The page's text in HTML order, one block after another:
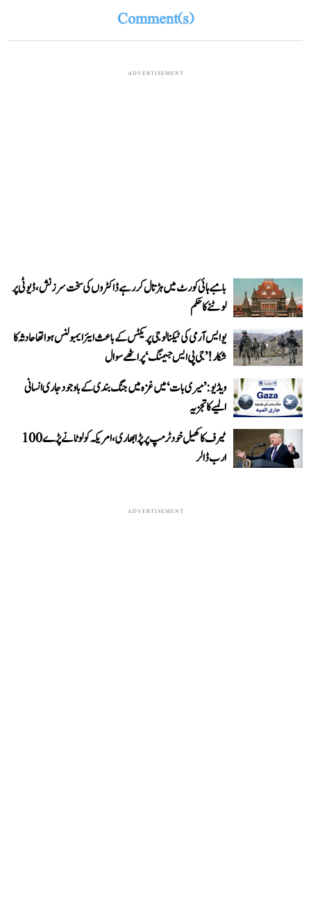
Comment(s)
ADVERTISEMENT
بامبے ہائی کورٹ میں ہڑتال کر رہے ڈاکٹروں کی سخت سرزنش، ڈیوٹی پر
لوٹنے کا حکم
یو ایس آرمی کی ٹیکنالوجی پریکٹس کے باعث ایئر ایمبولنس ہوا تھا حادثہ کا
شکار! ’جی پی ایس جیمنگ‘ پر اٹھے سوال
ویڈیو: ’میری بات‘ میں غزہ میں جنگ بندی کے باوجود جاری انسانی
المیے کا تجزیہ
ٹیرف کا کھیل خود ٹرمپ پر پڑا بھاری، امریکہ کو لوٹانے پڑے 100
ارب ڈالر
ADVERTISEMENT